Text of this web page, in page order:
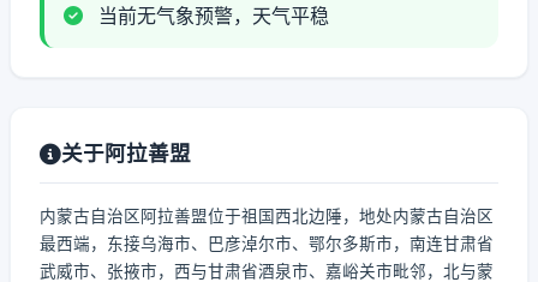
当前无气象预警，天气平稳
关于阿拉善盟
内蒙古自治区阿拉善盟位于祖国西北边陲，地处内蒙古自治区
最西端，东接乌海市、巴彦淖尔市、鄂尔多斯市，南连甘肃省
武威市、张掖市，西与甘肃省酒泉市、嘉峪关市毗邻，北与蒙